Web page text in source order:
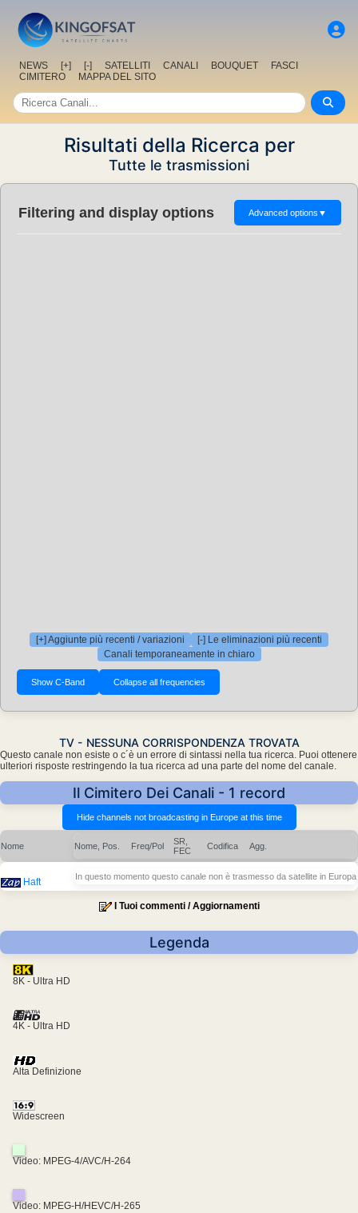
NEWS [+] [-] SATELLITI CANALI BOUQUET
FASCI
CIMITERO
MAPPA DEL SITO
Risultati della Ricerca per
Tutte le trasmissioni
Filtering and display options Advanced options ▼
[+] Aggiunte più recenti / variazioni
[-] Le eliminazioni più recenti
Canali temporaneamente in chiaro
TV - NESSUNA CORRISPONDENZA TROVATA
Questo canale non esiste o c´è un errore di sintassi nella tua ricerca. Puoi ottenere
ulteriori risposte restringendo la tua ricerca ad una parte del nome del canale.
Il Cimitero Dei Canali - 1 record
Nome Nome, Pos. Freq/Pol
SR,
FEC
Codifica Agg.
Haft In questo momento questo canale non è trasmesso da satellite in Europa
I Tuoi commenti / Aggiornamenti
Legenda
8K - Ultra HD
4K - Ultra HD
Alta Definizione
Widescreen
Video: MPEG-4/AVC/H-264
Video: MPEG-H/HEVC/H-265